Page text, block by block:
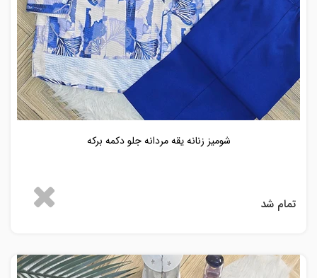
شومیز زنانه یقه مردانه جلو دکمه برکه
تمام شد